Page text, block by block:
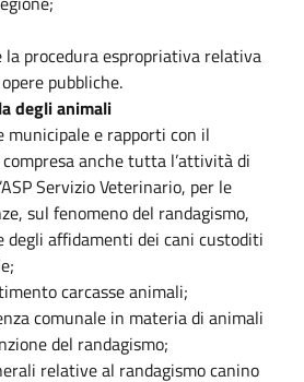
la procedura espropriativa relativa
pubbliche.
degli animali
municipale e rapporti con il
compresa anche tutta l’attività di
Servizio Veterinario, per le
sul fenomeno del randagismo,
degli affidamenti dei cani custoditi
carcasse animali;
comunale in materia di animali
del randagismo;
relative al randagismo canino